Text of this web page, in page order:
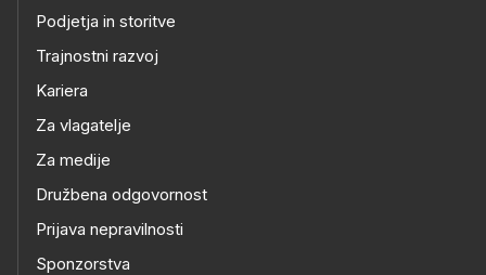
Podjetja in storitve
Trajnostni razvoj
Kariera
Za vlagatelje
Za medije
Družbena odgovornost
Prijava nepravilnosti
Sponzorstva